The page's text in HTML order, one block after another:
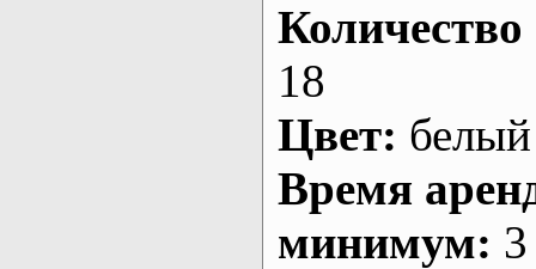
Количество
18
Цвет: белый
Время
минимум: